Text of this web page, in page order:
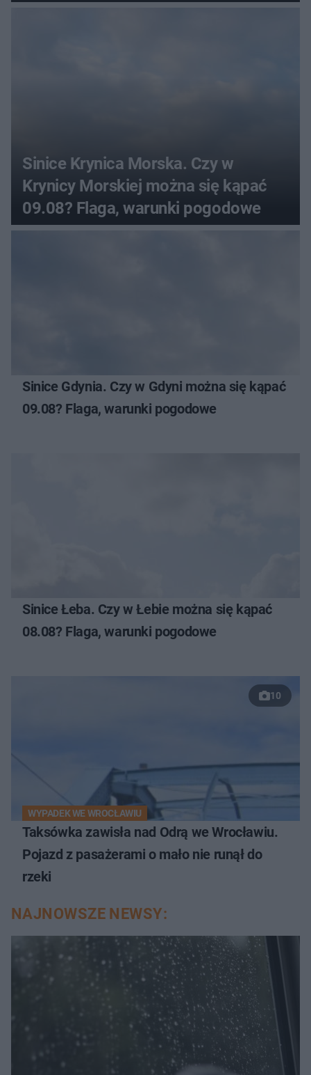
Sinice Krynica Morska. Czy w
Krynicy Morskiej można się kąpać
09.08? Flaga, warunki pogodowe
Sinice Gdynia. Czy w Gdyni można się kąpać
09.08? Flaga, warunki pogodowe
Sinice Łeba. Czy w Łebie można się kąpać
08.08? Flaga, warunki pogodowe
10
WYPADEK WE WROCŁAWIU
Taksówka zawisła nad Odrą we Wrocławiu.
Pojazd z pasażerami o mało nie runął do
rzeki
NAJNOWSZE NEWSY: